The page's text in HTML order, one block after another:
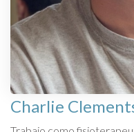
Charlie